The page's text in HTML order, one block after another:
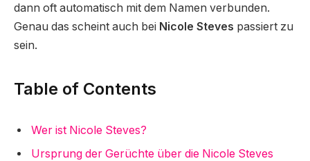
dann oft automatisch mit dem Namen verbunden.
Genau das scheint auch bei Nicole Steves passiert zu
sein.
Table of Contents
Wer ist Nicole Steves?
Ursprung der Gerüchte über die Nicole Steves